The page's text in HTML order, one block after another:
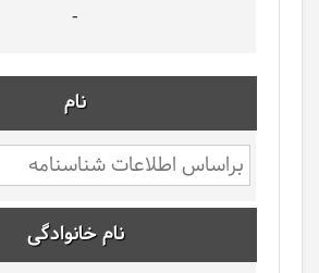
-
نام
نام خانوادگی